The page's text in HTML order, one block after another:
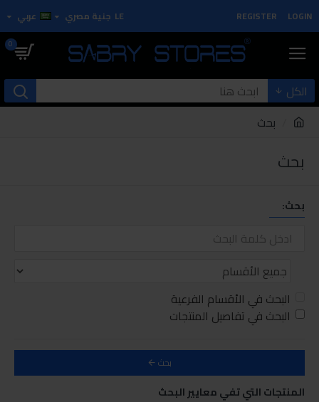
LOGIN
REGISTER
LE جنية مصري عربي
0
الكل
بحث
بحث
بحث:
البحث في الأقسام الفرعية
البحث في تفاصيل المنتجات
بحث
المنتجات التي تفي معايير البحث